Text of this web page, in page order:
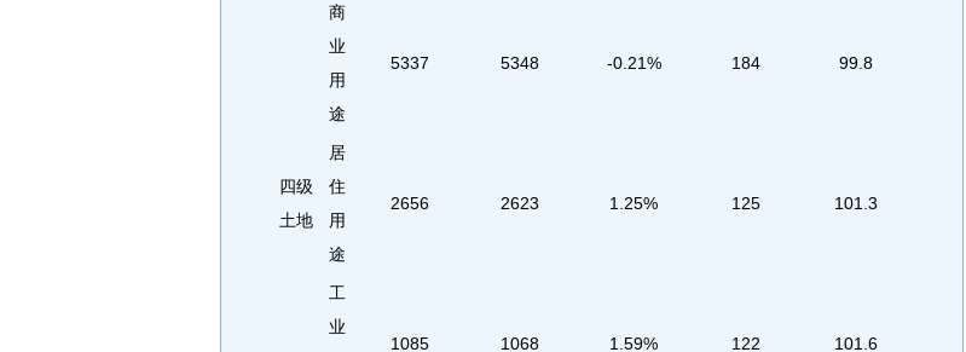
四级
土地
商
业
用
途
5337 5348 -0.21% 184 99.8
居
住
用
途
2656 2623 1.25% 125 101.3
工
业
1085 1068 1.59% 122 101.6